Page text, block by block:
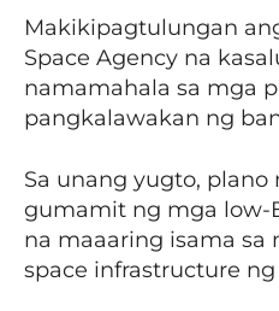
Makikipagtulungan
Space Agency na
namamahala sa mga
pangkalawakan ng
Sa unang yugto, plano
gumamit ng mga low-
na maaaring isama sa
space infrastructure